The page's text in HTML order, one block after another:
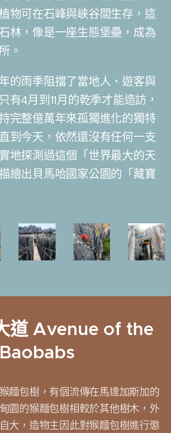
物可在石峰與峽谷間生存，這
林，像是一座生態堡壘，成為
。
的雨季阻擋了當地人、遊客與
有4月到11月的乾季才能造訪，
完整億萬年來孤獨進化的獨特
到今天，依然還沒有任何一支
地探測過這個「世界最大的天
繪出貝馬哈國家公園的「藏寶
道 Avenue of the
Baobabs
麵包樹，有個流傳在馬達加斯加的
園的猴麵包樹相較於其他樹木，外
大，造物主因此對猴麵包樹進行懲